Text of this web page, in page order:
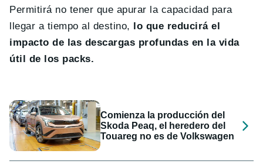
Permitirá no tener que apurar la capacidad para
llegar a tiempo al destino, lo que reducirá el
impacto de las descargas profundas en la vida
útil de los packs.
Comienza la producción del
Skoda Peaq, el heredero del
Touareg no es de Volkswagen